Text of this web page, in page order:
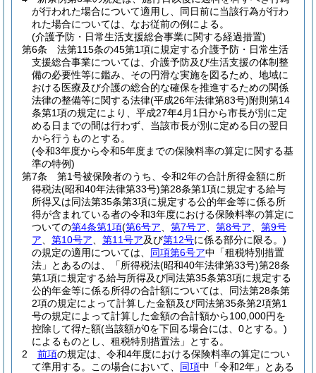
が行われた場合について適用し、同日前に当該行為が行わ
れた場合については、なお従前の例による。
(介護予防・日常生活支援総合事業に関する経過措置)
第6条
法第115条の45第1項に規定する介護予防・日常生活
支援総合事業については、介護予防及び生活支援の体制整
備の必要性等に鑑み、その円滑な実施を図るため、地域に
おける医療及び介護の総合的な確保を推進するための関係
法律の整備等に関する法律(平成26年法律第83号)附則第14
条第1項の規定により、平成27年4月1日から市長が別に定
める日までの間は行わず、当該市長が別に定める日の翌日
から行うものとする。
(令和3年度から令和5年度までの保険料率の算定に関する基
準の特例)
第7条
第1号被保険者のうち、令和2年の合計所得金額に所
得税法(昭和40年法律第33号)第28条第1項に規定する給与
所得又は同法第35条第3項に規定する公的年金等に係る所
得が含まれている者の令和3年度における保険料率の算定に
ついての第4条第1項(第6号ア 第7号ア 第8号ア
第9号
ア
第10号ア 第11号ア及び第12号に係る部分に限る。)
の規定の適用については、 同項第6号ア中「租税特別措置
法」とあるのは、「所得税法(昭和40年法律第33号)第28条
第1項に規定する給与所得及び同法第35条第3項に規定する
公的年金等に係る所得の合計額については、同法第28条第
2項の規定によって計算した金額及び同法第35条第2項第1
号の規定によって計算した金額の合計額から100,000円を
控除して得た額(当該額が0を下回る場合には、0とする。)
によるものとし、租税特別措置法」とする。
2
前項の規定は、令和4年度における保険料率の算定につい
て準用する。
この場合において、 同項中「令和2年」とある